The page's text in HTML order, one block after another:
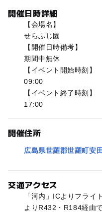
開催日時詳細
【会場名】
せらふじ園
【開催日時備考】
期間中無休
【イベント開始時刻】
09:00
【イベント終了時刻】
17:00
開催住所
広島県世羅郡世羅町安
交通アクセス
「河内」ICよりフライ
よりR432・R184経由